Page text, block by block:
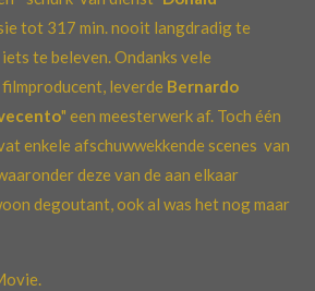
tot 317 min. nooit langdradig te
te beleven. Ondanks vele
leverde Bernardo
" een meesterwerk af. Toch één
enkele afschuwwekkende scenes van
deze van de aan elkaar
degoutant, ook al was het nog maar